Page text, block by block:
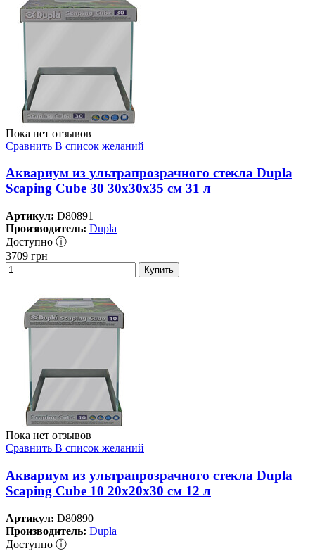
Пока нет отзывов
Сравнить В список желаний
Аквариум из ультрапрозрачного стекла Dupla
Scaping Cube 30 30x30x35 см 31 л
Артикул: D80891
Производитель: Dupla
Доступно ⓘ
3709 грн
Купить
Пока нет отзывов
Сравнить В список желаний
Аквариум из ультрапрозрачного стекла Dupla
Scaping Cube 10 20x20x30 см 12 л
Артикул: D80890
Производитель: Dupla
Доступно ⓘ